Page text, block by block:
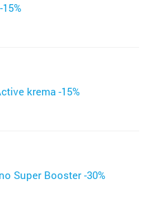
krema -15%
Super Booster -30%